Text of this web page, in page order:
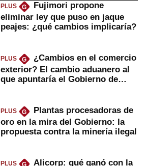
PLUS G
Fujimori propone
eliminar ley que puso en jaque
peajes: ¿qué cambios implicaría?
PLUS G
¿Cambios en el comercio
exterior? El cambio aduanero al
que apuntaría el Gobierno de
PLUS G
Plantas procesadoras de
oro en la mira del Gobierno: la
propuesta contra la minería ilegal
PLUS G
Alicorp: qué ganó con la